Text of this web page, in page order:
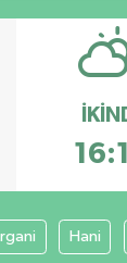
Hani